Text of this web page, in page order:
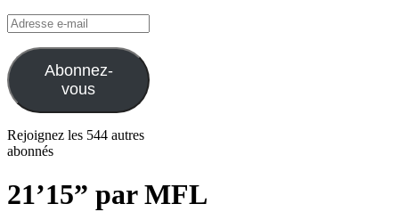
Adresse
e-
mail
Abonnez-
vous
Rejoignez les 544 autres
abonnés
21’15” par MFL